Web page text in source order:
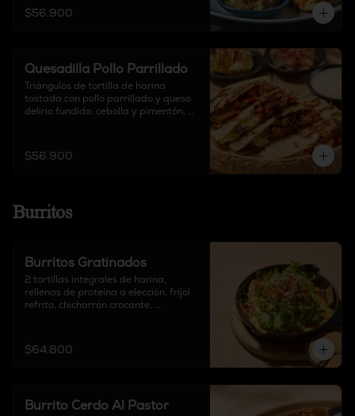
terikyaki y guacamole.
$56.900
Quesadilla Pollo Parrillado
Triángulos de tortilla de harina
tostada con pollo parrillado y queso
delirio fundido, cebolla y pimentón,
$56.900
Burritos
Burritos Gratinados
2 tortillas integrales de harina,
rellenas de proteína a elección, frijol
refrito, chicharrón crocante,
$64.800
Burrito Cerdo Al Pastor